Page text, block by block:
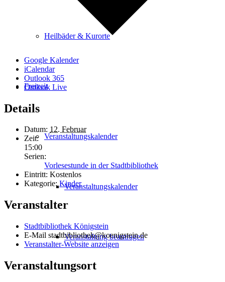
Heilbäder & Kurorte
Freizeit
Veranstaltungskalender
Veranstaltungskalender
Veranstaltung beantragen
Google Kalender
iCalendar
Outlook 365
Outlook Live
Details
Datum: 12. Februar
Zeit:
15:00
Serien:
Vorlesestunde in der Stadtbibliothek
Eintritt: Kostenlos
Kategorie: Kinder
Veranstalter
Stadtbibliothek Königstein
E-Mail stadtbibliothek@koenigstein.de
Veranstalter-Website anzeigen
Veranstaltungsort